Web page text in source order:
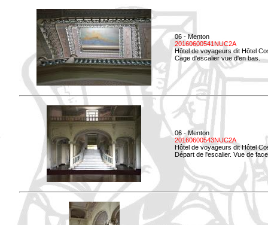
06 - Menton
20160600541NUC2A
Hôtel de voyageurs dit Hôtel
Cage d'escalier vue d'en bas.
06 - Menton
20160600543NUC2A
Hôtel de voyageurs dit Hôtel
Départ de l'escalier. Vue de